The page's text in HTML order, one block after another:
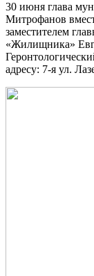
30 июня глава
Митрофанов
заместителем
«Жилищника»
адресу: 7-я ул.